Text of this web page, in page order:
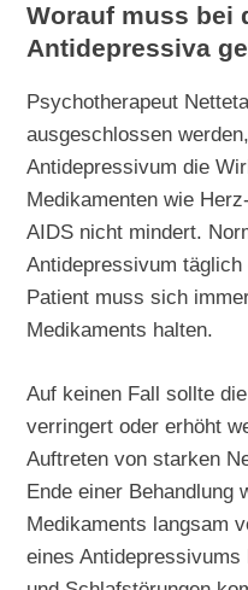
Worauf muss bei
Antidepressiva
Psychotherapeut
ausgeschlossen
Antidepressivum die
Medikamenten wie
AIDS nicht mindert.
Antidepressivum
Patient muss sich
Medikaments halten.
Auf keinen Fall sollte
verringert oder erhöht
Auftreten von starken
Ende einer Behandlung
Medikaments langsam
eines